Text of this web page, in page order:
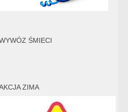
ŚMIECI
ZIMA